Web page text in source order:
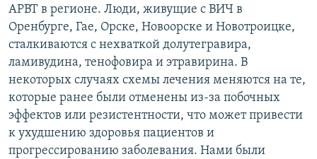
АРВТ в регионе. Люди, живущие с ВИЧ в
Оренбурге, Гае, Орске, Новоорске и Новотроицке,
сталкиваются с нехваткой долутегравира,
ламивудина, тенофовира и этравирина. В
некоторых случаях схемы лечения меняются на те,
которые ранее были отменены из-за побочных
эффектов или резистентности, что может привести
к ухудшению здоровья пациентов и
прогрессированию заболевания. Нами были